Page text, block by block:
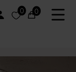
0 0